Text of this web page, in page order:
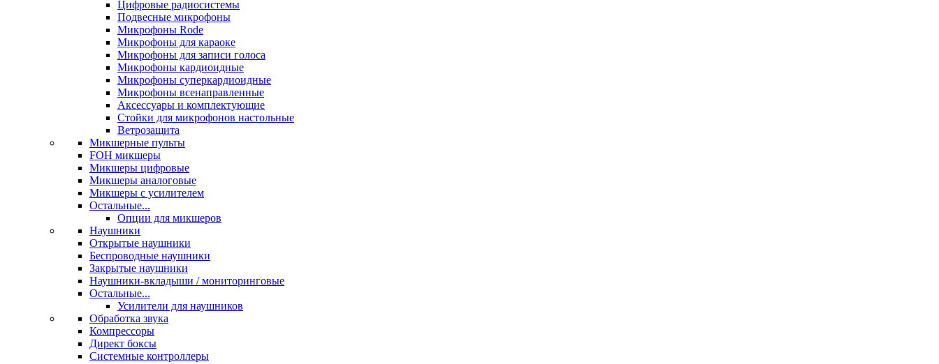
Цифровые радиосистемы
Подвесные микрофоны
Микрофоны Rode
Микрофоны для караоке
Микрофоны для записи голоса
Микрофоны кардиоидные
Микрофоны суперкардиоидные
Микрофоны всенаправленные
Аксессуары и комплектующие
Стойки для микрофонов настольные
Ветрозащита
Микшерные пульты
FOH микшеры
Микшеры цифровые
Микшеры аналоговые
Микшеры с усилителем
Остальные...
Опции для микшеров
Наушники
Открытые наушники
Беспроводные наушники
Закрытые наушники
Наушники-вкладыши / мониторинговые
Остальные...
Усилители для наушников
Обработка звука
Компрессоры
Директ боксы
Системные контроллеры